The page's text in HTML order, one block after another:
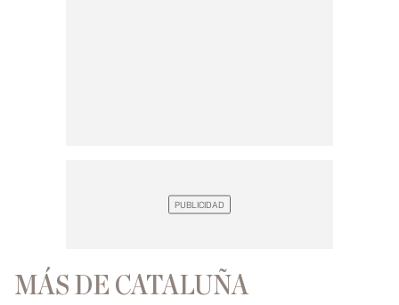
MÁS DE CATALUÑA